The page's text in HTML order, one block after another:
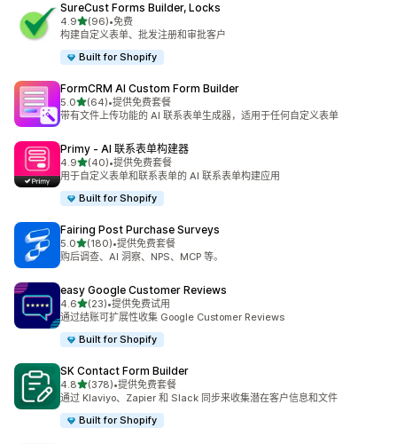
SureCust Forms Builder, Locks
4.9星（满分 5 星）
(96)
总共 96 条评论
•免费
构建自定义表单、批发注册和审批客户
Built for Shopify
FormCRM AI Custom Form Builder
5.0星（满分 5 星）
(64)
总共 64 条评论
•提供免费套餐
带有文件上传功能的 AI 联系表单生成器，适用于任何自定义表单
Primy ‑ AI 联系表单构建器
4.9星（满分 5 星）
(40)
总共 40 条评论
•提供免费套餐
用于自定义表单和联系表单的 AI 联系表单构建应用
Built for Shopify
Fairing Post Purchase Surveys
5.0星（满分 5 星）
(180)
总共 180 条评论
•提供免费套餐
购后调查、AI 洞察、NPS、MCP 等。
easy Google Customer Reviews
4.6星（满分 5 星）
(23)
总共 23 条评论
•提供免费试用
通过结账可扩展性收集 Google Customer Reviews
Built for Shopify
SK Contact Form Builder
4.8星（满分 5 星）
(378)
总共 378 条评论
•提供免费套餐
通过 Klaviyo、Zapier 和 Slack 同步来收集潜在客户信息和文件
Built for Shopify